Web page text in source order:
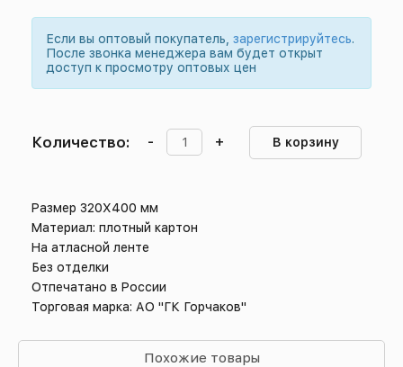
Если вы оптовый покупатель, зарегистрируйтесь.
После звонка менеджера вам будет открыт
доступ к просмотру оптовых цен
Количество: - + В корзину
Размер 320Х400 мм
Материал: плотный картон
На атласной ленте
Без отделки
Отпечатано в России
Торговая марка: АО "ГК Горчаков"
Похожие товары